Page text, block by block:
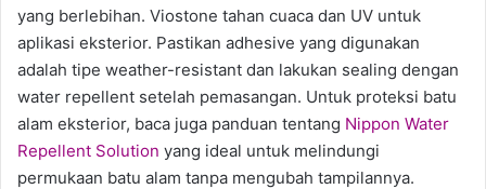
yang berlebihan. Viostone tahan cuaca dan UV untuk
aplikasi eksterior. Pastikan adhesive yang digunakan
adalah tipe weather-resistant dan lakukan sealing dengan
water repellent setelah pemasangan. Untuk proteksi batu
alam eksterior, baca juga panduan tentang Nippon Water
Repellent Solution yang ideal untuk melindungi
permukaan batu alam tanpa mengubah tampilannya.